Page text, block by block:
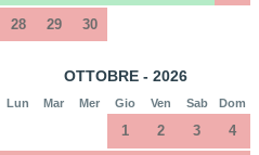
28 29 30
OTTOBRE - 2026
Lun Mar Mer Gio Ven Sab Dom
1 2 3 4